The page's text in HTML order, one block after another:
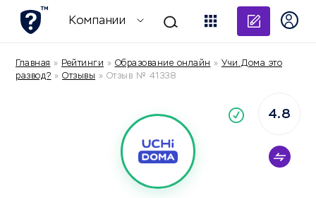
Компании
Главная » Рейтинги » Образование онлайн » Учи.Дома это
развод? » Отзывы » Отзыв № 41338
4.8